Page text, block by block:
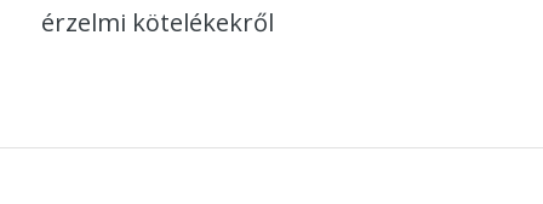
érzelmi kötelékekről